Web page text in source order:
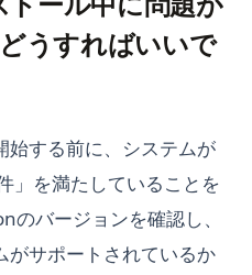
うすればいいで
始する前に、システムが
」を満たしていることを
バージョンを確認し、
がサポートされているか